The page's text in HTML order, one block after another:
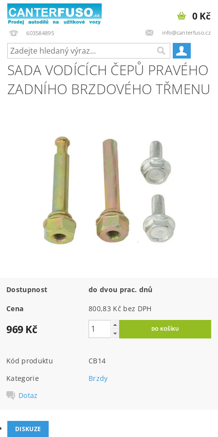
603584895 info@canterfuso.cz
0 Kč
SADA VODÍCÍCH ČEPŮ PRAVÉHO
ZADNÍHO BRZDOVÉHO TŘMENU
Dostupnost do dvou prac. dnů
Cena 800,83 Kč bez DPH
969 Kč
Kód produktu
CB14
Kategorie
Brzdy
Dotaz
DISKUZE